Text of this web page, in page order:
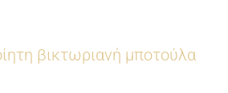
βικτωριανή μποτούλα